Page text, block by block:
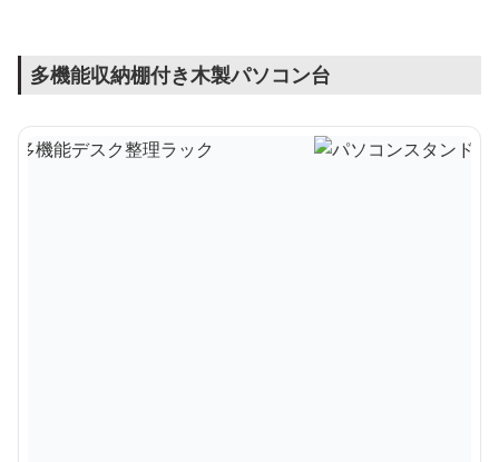
多機能収納棚付き木製パソコン台